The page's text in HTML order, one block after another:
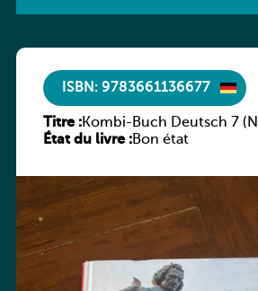
ISBN: 9783661136677
Titre :Kombi-Buch Deutsch 7
Luxemburg)
État du livre :Bon état